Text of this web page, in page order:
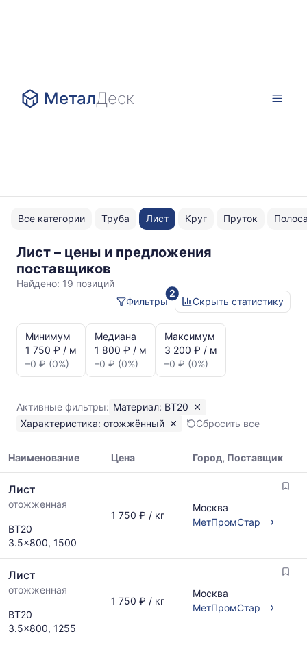
МеталДеск
Все категории Труба Лист Круг Пруток
Лист – цены и предложения
поставщиков
отожжённый
Найдено: 19 позиций
2
Фильтры
Скрыть статистику
динамика
цен:
Лист
ВТ20
Показаны
минимальная,
медианная
и
по
данным
прайс-
листов
поставщиков
последний
месяц.
рассчитывается
по
Минимум
1 750 ₽ / м
–0 ₽ (0%)
Медиана
1 800 ₽ / м
–0 ₽ (0%)
Максимум
3 200 ₽ / м
–0 ₽ (0%)
Активные фильтры: Материал: ВТ20
Характеристика: отожжённый
Сбросить все
цен
на
указанием
ГОСТ,
размеров
по
запросу
Наименование Цена Город, Поставщик
Лист
отожженная
ВТ20
3.5x800, 1500
1 750 ₽ / кг
Москва
МетПромСтар
›
Лист
отожженная
ВТ20
3.5x800, 1255
1 750 ₽ / кг
Москва
МетПромСтар
›